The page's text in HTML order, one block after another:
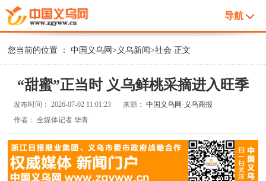
导航
您当前的位置 ：中国义乌网> 义乌新闻>社会 正文
“甜蜜”正当时 义乌鲜桃采摘进入旺季
发布时间：2026-07-02 11:01:23 来源：中国义乌网·义乌商报
作者：全媒体记者 华青